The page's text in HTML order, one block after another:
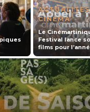
ACTUALITÉS
CINÉMA
Le
Festival lance
films pour